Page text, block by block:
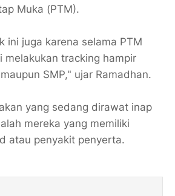
Muka (PTM).
ini juga karena selama PTM
melakukan tracking hampir
SMP," ujar Ramadhan.
yang sedang dirawat inap
mereka yang memiliki
atau penyakit penyerta.